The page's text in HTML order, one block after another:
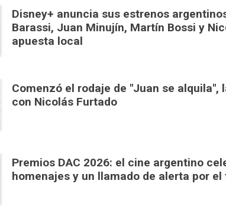
Disney+ anuncia sus estrenos
Barassi, Juan Minujín, Martín Bossi y
apuesta local
Comenzó el rodaje de "Juan se alquila",
con Nicolás Furtado
Premios DAC 2026: el cine argentino
homenajes y un llamado de alerta por